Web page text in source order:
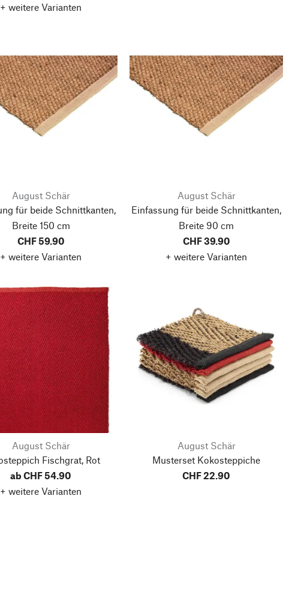
+ weitere Varianten
August Schär
für beide Schnittkanten,
Breite 150 cm
CHF 59.90
+ weitere Varianten
August Schär
Einfassung für beide Schnittkanten,
Breite 90 cm
CHF 39.90
+ weitere Varianten
August Schär
Fischgrat, Rot
ab CHF 54.90
+ weitere Varianten
August Schär
Musterset Kokosteppiche
CHF 22.90